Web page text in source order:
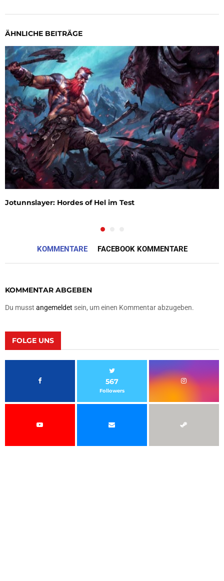
ÄHNLICHE BEITRÄGE
Jotunnslayer: Hordes of Hel im Test
KOMMENTARE FACEBOOK KOMMENTARE
KOMMENTAR ABGEBEN
Du musst angemeldet sein, um einen Kommentar abzugeben.
FOLGE UNS
567
Followers